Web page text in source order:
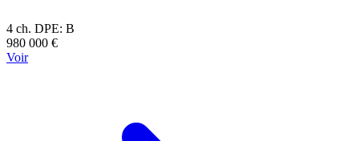
4 ch. DPE: B
980 000 €
Voir